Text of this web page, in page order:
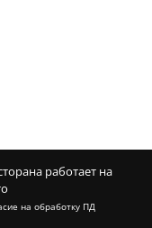
работает на
на обработку ПД